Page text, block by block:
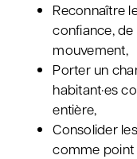
Reconnaître
confiance,
mouvement,
Porter un
habitant·es
entière,
Consolider
comme point